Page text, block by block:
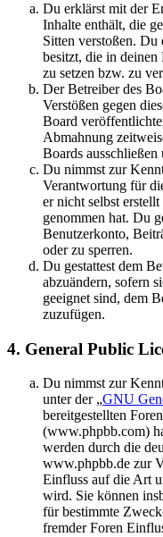
Du erklärst mit der
Inhalte enthält, die
Sitten verstoßen. Du
besitzt, die in
zu setzen bzw. zu
Der Betreiber des
Verstößen gegen
Board
Abmahnung
Boards
Du nimmst zur
Verantwortung für
er nicht selbst
genommen hat. Du
Benutzerkonto,
oder zu sperren.
Du gestattest dem
abzuändern, sofern
geeignet sind, dem
zuzufügen.
4. General Public
Du nimmst zur
unter der „GNU
bereitgestellten
(www.phpbb.com)
werden durch die
www.phpbb.de zur
Einfluss auf die Art
wird. Sie können
für bestimmte
fremder Foren